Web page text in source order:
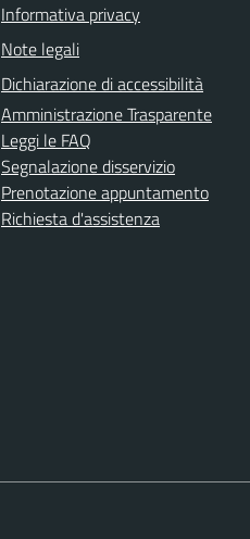
Informativa privacy
Note legali
Dichiarazione di accessibilità
Amministrazione Trasparente
Leggi le FAQ
Segnalazione disservizio
Prenotazione appuntamento
Richiesta d'assistenza